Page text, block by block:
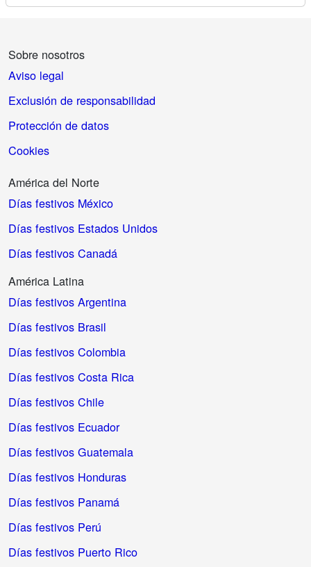
Sobre nosotros
Aviso legal
Exclusión de responsabilidad
Protección de datos
Cookies
América del Norte
Días festivos México
Días festivos Estados Unidos
Días festivos Canadá
América Latina
Días festivos Argentina
Días festivos Brasil
Días festivos Colombia
Días festivos Costa Rica
Días festivos Chile
Días festivos Ecuador
Días festivos Guatemala
Días festivos Honduras
Días festivos Panamá
Días festivos Perú
Días festivos Puerto Rico